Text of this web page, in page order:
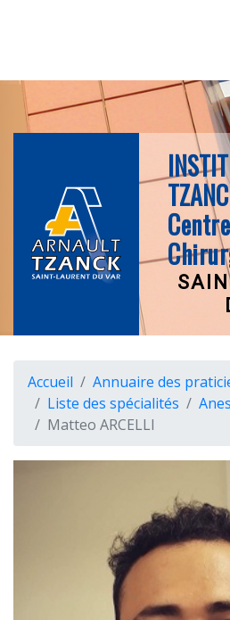
L'Institut
Nos Établissements
Annuaire Praticiens
Hospitalisation - Droits du Patient
Qualité - Gestion des Risques
Accueil
Annuaire des
Liste des spécialités
Matteo ARCELLI